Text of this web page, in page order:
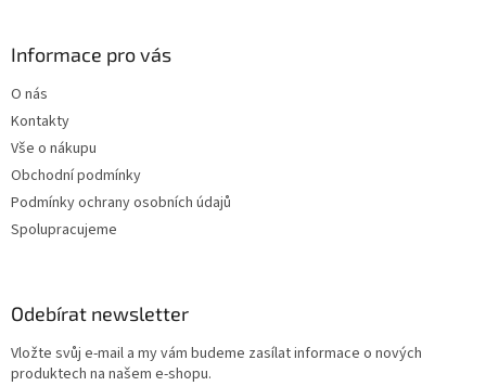
Informace pro vás
O nás
Kontakty
Vše o nákupu
Obchodní podmínky
Podmínky ochrany osobních údajů
Spolupracujeme
Odebírat newsletter
Vložte svůj e-mail a my vám budeme zasílat informace o nových
produktech na našem e-shopu.